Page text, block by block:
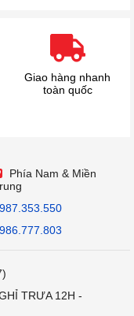
Giao hàng nhanh
toàn quốc
Phía Nam & Miền
TRƯA 12H -